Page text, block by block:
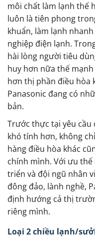
môi chất làm lạnh thế
luôn là tiên phong
khuẩn, làm lạnh
nghiệp điện lạnh.
hài lòng người tiêu
huy hơn nữa thế
hơn thị phần điều hòa
Panasonic đang có
bản.
Trước thực tại yêu
khó tính hơn, không
hàng điều hòa khác
chính mình. Với ưu
triển và đội ngũ nhân
đông đảo, lành nghề,
định hướng cả thị
riêng mình.
Loại 2 chiều lạnh/